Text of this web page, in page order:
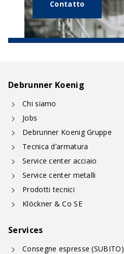
Contatto
Debrunner Koenig
Chi siamo
Jobs
Debrunner Koenig Gruppe
Tecnica d’armatura
Service center acciaio
Service center metalli
Prodotti tecnici
Klöckner & Co SE
Services
Consegne espresse (SUBITO)